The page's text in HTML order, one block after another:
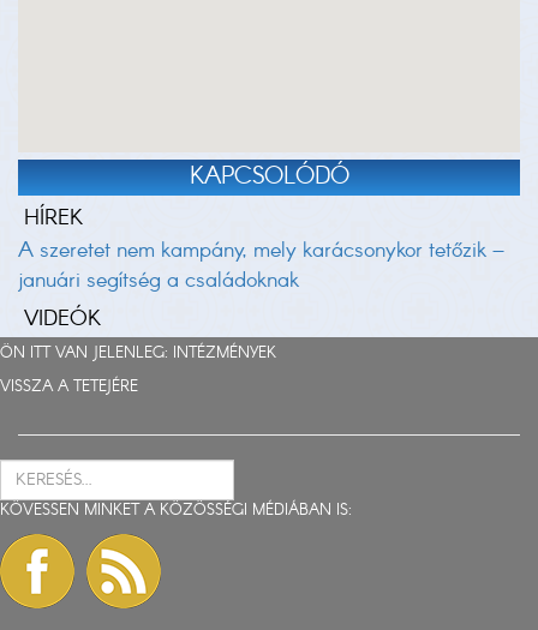
KAPCSOLÓDÓ
HÍREK
A szeretet nem kampány, mely karácsonykor tetőzik –
januári segítség a családoknak
VIDEÓK
ÖN ITT VAN JELENLEG: INTÉZMÉNYEK
VISSZA A TETEJÉRE
KÖVESSEN MINKET A KÖZÖSSÉGI MÉDIÁBAN IS: